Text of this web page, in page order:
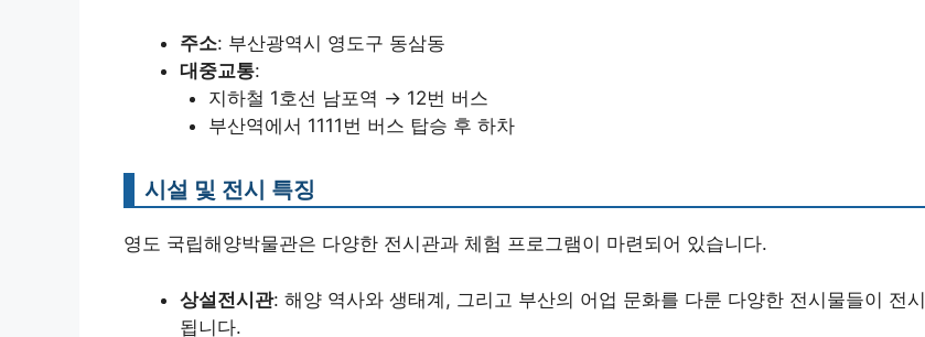
주소: 부산광역시 영도구 동삼동
대중교통:
지하철 1호선 남포역 → 12번 버스
부산역에서 1111번 버스 탑승 후 하차
시설 및 전시 특징
영도 국립해양박물관은 다양한 전시관과 체험 프로그램이 마련되어 있습니다.
상설전시관: 해양 역사와 생태계, 그리고 부산의 어업 문화를 다룬 다양한 전시물들이 전시
됩니다.